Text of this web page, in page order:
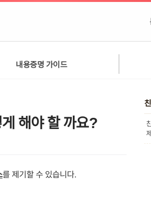
내용증명 가이드
해야 할 까요?
를 제기할 수 있습니다.